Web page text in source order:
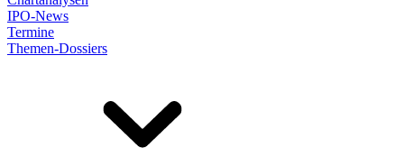
IPO-News
Termine
Themen-Dossiers